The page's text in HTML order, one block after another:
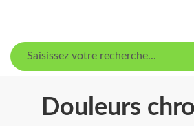
Douleurs